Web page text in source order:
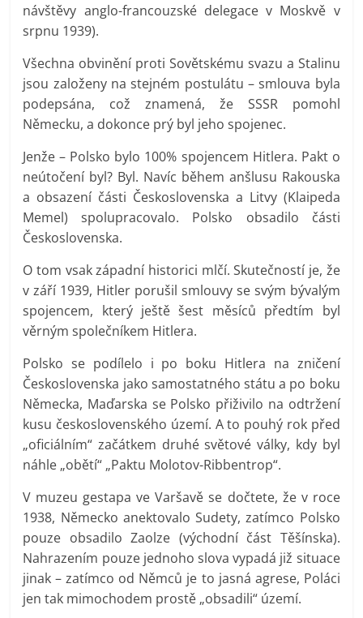
návštěvy anglo-francouzské delegace v Moskvě v
srpnu 1939).
Všechna obvinění proti Sovětskému svazu a Stalinu
jsou založeny na stejném postulátu – smlouva byla
podepsána, což znamená, že SSSR pomohl
Německu, a dokonce prý byl jeho spojenec.
Jenže – Polsko bylo 100% spojencem Hitlera. Pakt o
neútočení byl? Byl. Navíc během anšlusu Rakouska
a obsazení části Československa a Litvy (Klaipeda
Memel) spolupracovalo. Polsko obsadilo části
Československa.
O tom vsak západní historici mlčí. Skutečností je, že
v září 1939, Hitler porušil smlouvy se svým bývalým
spojencem, který ještě šest měsíců předtím byl
věrným společníkem Hitlera.
Polsko se podílelo i po boku Hitlera na zničení
Československa jako samostatného státu a po boku
Německa, Maďarska se Polsko přiživilo na odtržení
kusu československého území. A to pouhý rok před
„oficiálním“ začátkem druhé světové války, kdy byl
náhle „obětí“ „Paktu Molotov-Ribbentrop“.
V muzeu gestapa ve Varšavě se dočtete, že v roce
1938, Německo anektovalo Sudety, zatímco Polsko
pouze obsadilo Zaolze (východní část Těšínska).
Nahrazením pouze jednoho slova vypadá již situace
jinak – zatímco od Němců je to jasná agrese, Poláci
jen tak mimochodem prostě „obsadili“ území.